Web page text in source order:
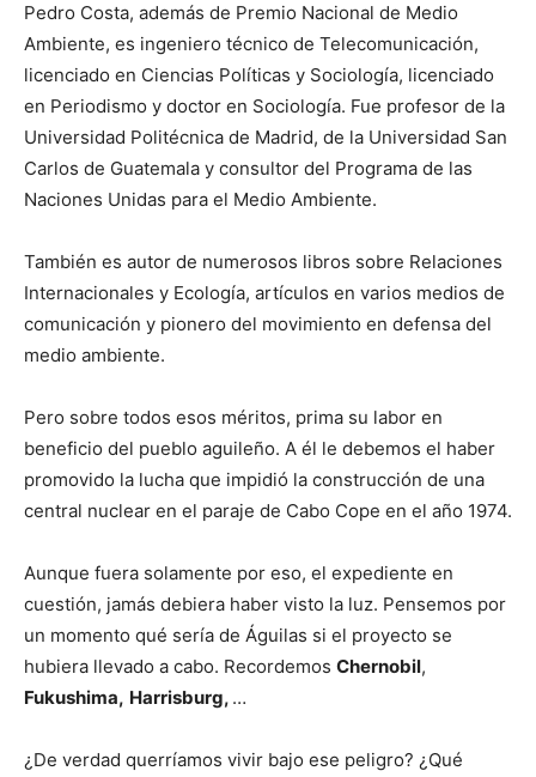
Pedro Costa, además de Premio Nacional de Medio
Ambiente, es ingeniero técnico de Telecomunicación,
licenciado en Ciencias Políticas y Sociología, licenciado
en Periodismo y doctor en Sociología. Fue profesor de la
Universidad Politécnica de Madrid, de la Universidad San
Carlos de Guatemala y consultor del Programa de las
Naciones Unidas para el Medio Ambiente.
También es autor de numerosos libros sobre Relaciones
Internacionales y Ecología, artículos en varios medios de
comunicación y pionero del movimiento en defensa del
medio ambiente.
Pero sobre todos esos méritos, prima su labor en
beneficio del pueblo aguileño. A él le debemos el haber
promovido la lucha que impidió la construcción de una
central nuclear en el paraje de Cabo Cope en el año 1974.
Aunque fuera solamente por eso, el expediente en
cuestión, jamás debiera haber visto la luz. Pensemos por
un momento qué sería de Águilas si el proyecto se
hubiera llevado a cabo. Recordemos Chernobil,
Fukushima, Harrisburg, …
¿De verdad querríamos vivir bajo ese peligro? ¿Qué